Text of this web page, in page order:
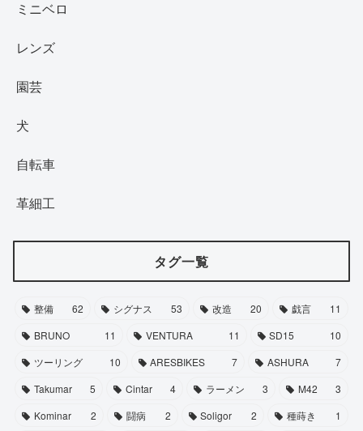
ミニベロ
レンズ
園芸
犬
自転車
革細工
タグ一覧
整備 62 シグナス 53 改造 20 戯言
11
BRUNO
11 VENTURA 11 SD15
10
ツーリング
10 ARESBIKES 7 ASHURA
7
Takumar
5 Cintar 4 ラーメン 3 M42
3
Kominar
2 闘病 2 Soligor 2 種蒔き
1